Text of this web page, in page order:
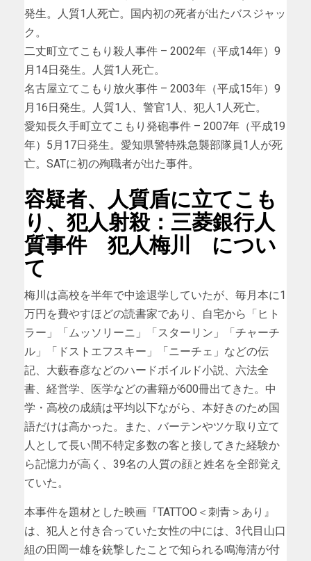
発生。人質1人死亡。国内初の死者が出たバスジャッ
ク。
二丈町立てこもり殺人事件 – 2002年（平成14年）9
月14日発生。人質1人死亡。
名古屋立てこもり放火事件 – 2003年（平成15年）9
月16日発生。人質1人、警官1人、犯人1人死亡。
愛知長久手町立てこもり発砲事件 – 2007年（平成19
年）5月17日発生。愛知県警特殊急襲部隊員1人が死
亡。SATに初の殉職者が出た事件。
容疑者、人質盾に立てこも
り、犯人射殺：三菱銀行人
質事件 犯人梅川 につい
て
梅川は高校を半年で中途退学していたが、毎月本に1
万円を費やすほどの読書家であり、自宅から「ヒト
ラー」「ムッソリーニ」「スターリン」「チャーチ
ル」「ドストエフスキー」「ニーチェ」などの伝
記、大藪春彦などのハードボイルド小説、六法全
書、経営学、医学などの書籍が600冊出てきた。中
学・高校の成績は平均以下ながら、本好きのため国
語だけは高かった。また、バーテンやツケ取り立て
人として長い間不特定多数の客と接してきた経験か
ら記憶力が高く、39名の人質の顔と姓名を全部覚え
ていた。
本事件を題材とした映画『TATTOO＜刺青＞あり』
は、犯人と付き合っていた女性の中には、3代目山口
組の田岡一雄を銃撃したことで知られる鳴海清が付